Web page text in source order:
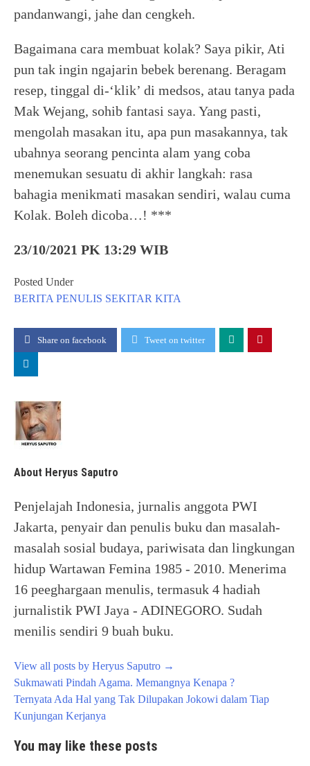
pandanwangi, jahe dan cengkeh.
Bagaimana cara membuat kolak? Saya pikir, Ati
pun tak ingin ngajarin bebek berenang. Beragam
resep, tinggal di-‘klik’ di medsos, atau tanya pada
Mak Wejang, sohib fantasi saya. Yang pasti,
mengolah masakan itu, apa pun masakannya, tak
ubahnya seorang pencinta alam yang coba
menemukan sesuatu di akhir langkah: rasa
bahagia menikmati masakan sendiri, walau cuma
Kolak. Boleh dicoba…! ***
23/10/2021 PK 13:29 WIB
Posted Under
BERITA PENULIS SEKITAR KITA
Share on facebook Tweet on twitter
About Heryus Saputro
Penjelajah Indonesia, jurnalis anggota PWI
Jakarta, penyair dan penulis buku dan masalah-
masalah sosial budaya, pariwisata dan lingkungan
hidup Wartawan Femina 1985 - 2010. Menerima
16 peeghargaan menulis, termasuk 4 hadiah
jurnalistik PWI Jaya - ADINEGORO. Sudah
menilis sendiri 9 buah buku.
View all posts by Heryus Saputro →
Post
navigation
Sukmawati Pindah Agama. Memangnya Kenapa ?
Ternyata Ada Hal yang Tak Dilupakan Jokowi dalam Tiap
Kunjungan Kerjanya
You may like these posts